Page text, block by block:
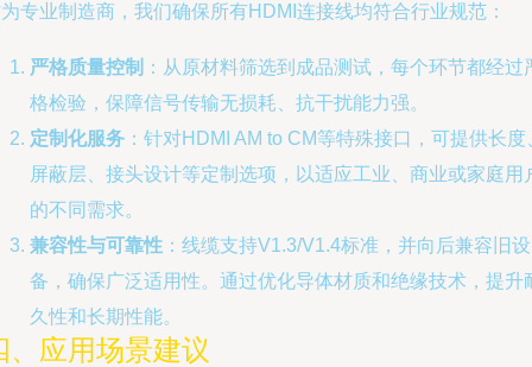
专业制造商，我们确保所有HDMI连接线均符合行业规范：
严格质量控制 ：从原材料筛选到成品测试，每个环节都经过
格检验，保障信号传输无损耗、抗干扰能力强。
定制化服务 ：针对HDMI AM to CM等特殊接口，可提供长度
屏蔽层、接头设计等定制选项，以适应工业、商业或家庭用
的不同需求。
兼容性与可靠性 ：线缆支持V1.3/V1.4标准，并向后兼容旧设
备，确保广泛适用性。通过优化导体材质和绝缘技术，提升
久性和长期性能。
、应用场景建议